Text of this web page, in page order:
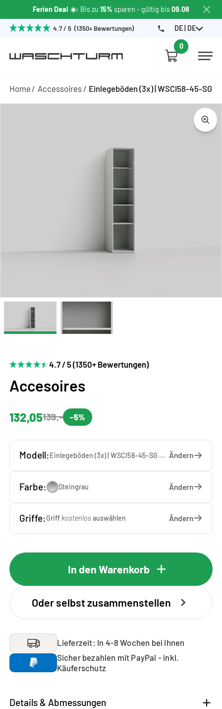
Ferien Deal ☀️: Bis zu 15% sparen - gültig bis09.08
4.7 / 5 (1350+ Bewertungen) DE | DE
0
Home Accessoires Einlegeböden (3x) | WSCI58-45-SG
4.7 / 5 (1350+ Bewertungen)
Accesoires
132,05139,- -5%
Modell: Einlegeböden (3x) | WSCI58-45-SG — 45 x 207 x 65 cm Ändern
Farbe: Steingrau Ändern
Griffe:Griff kostenlosauswählen Ändern
In den Warenkorb
Oder selbst zusammenstellen
Lieferzeit: In 4-8 Wochen bei Ihnen
Sicher bezahlen mit PayPal - inkl.
Käuferschutz
Details & Abmessungen